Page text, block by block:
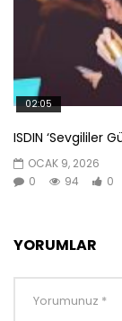
02:05
ISDIN ‘Sevgililer
OCAK 9, 2026
0
94 0
YORUMLAR